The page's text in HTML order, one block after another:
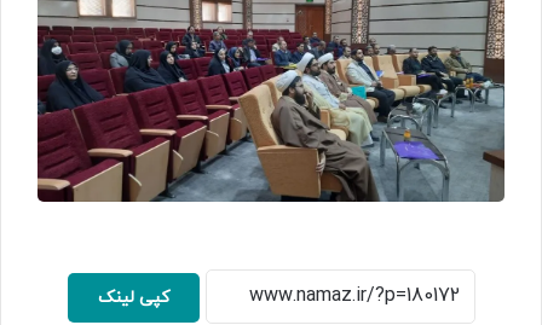
کپی لینک